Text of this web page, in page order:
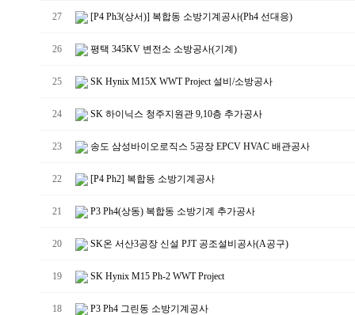
27 [P4 Ph3(상서)] 복합동 소방기계공사(Ph4 선대응)
26 평택 345KV 변전소 소방공사(기계)
25 SK Hynix M15X WWT Project 설비/소방공사
24 SK 하이닉스 청주지원관 9,10층 추가공사
23 송도 삼성바이오로직스 5공장 EPCV HVAC 배관공사
22 [P4 Ph2] 복합동 소방기계공사
21 P3 Ph4(상동) 복합동 소방기계 추가공사
20 SK온 서산3공장 신설 PJT 공조설비공사(A공구)
19 SK Hynix M15 Ph-2 WWT Project
18 P3 Ph4 그린동 소방기계공사